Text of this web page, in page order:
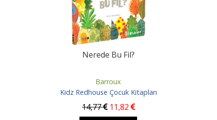
Nerede Bu Fil?
Barroux
Kidz Redhouse Çocuk Kitapları
14,77 11,82